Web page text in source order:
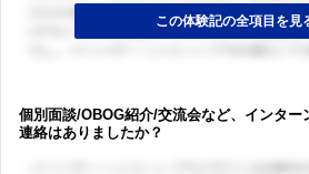
個別面談/OBOG紹介/交流会など、インター
連絡はありましたか？